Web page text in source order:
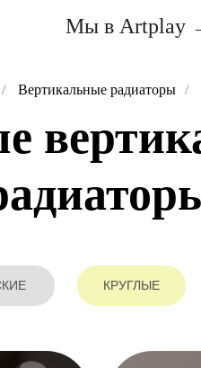
Мы в Artplay
/ Вертикальные радиаторы /
КРУГЛЫЕ